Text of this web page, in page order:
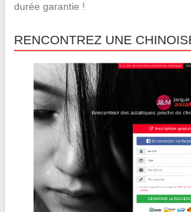
durée garantie !
RENCONTREZ UNE